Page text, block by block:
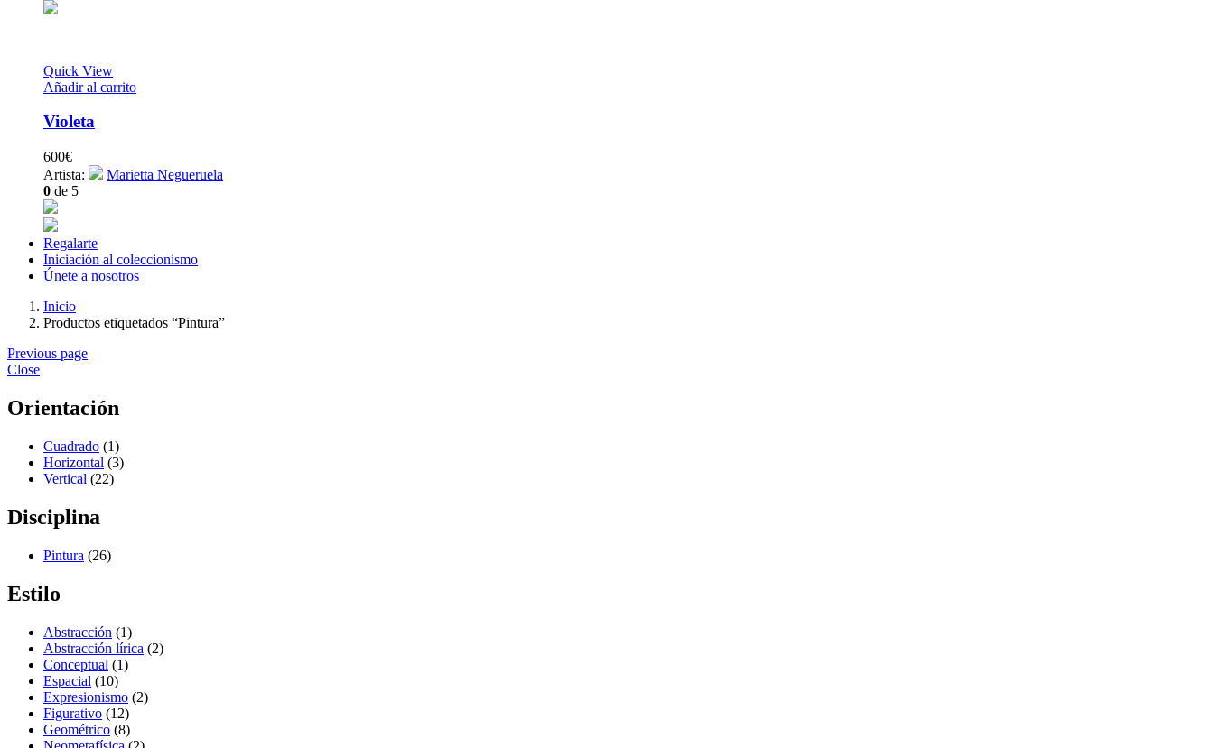
Quick View
Añadir al carrito
Violeta
600€
Artista:
Marietta Negueruela
0 de 5
Regalarte
Iniciación al coleccionismo
Únete a nosotros
Inicio
Productos etiquetados “Pintura”
Previous page
Close
Orientación
Cuadrado (1)
Horizontal (3)
Vertical (22)
Disciplina
Pintura (26)
Estilo
Abstracción (1)
Abstracción lírica (2)
Conceptual (1)
Espacial (10)
Expresionismo (2)
Figurativo (12)
Geométrico (8)